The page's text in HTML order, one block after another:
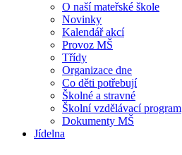
O naší mateřské škole
Novinky
Kalendář akcí
Provoz MŠ
Třídy
Organizace dne
Co děti potřebují
Školné a stravné
Školní vzdělávací program
Dokumenty MŠ
Jídelna